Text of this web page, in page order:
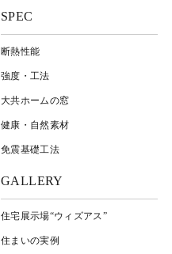
SPEC
断熱性能
強度・工法
大共ホームの窓
健康・自然素材
免震基礎工法
GALLERY
住宅展示場“ウィズアス”
住まいの実例